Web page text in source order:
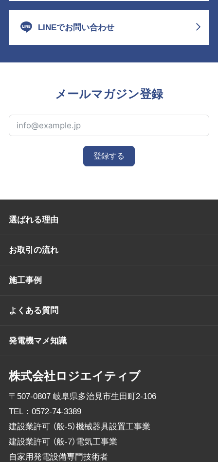
LINEでお問い合わせ
メールマガジン登録
登録する
株式会社ロジエイティブ
〒507-0807 岐阜県多治見市生田町2-106
TEL： 0572-74-3389
建設業許可 （般-5）機械器具設置工事業
建設業許可 （般-7）電気工事業
自家用発電設備専門技術者
選ばれる理由
お取引の流れ
施工事例
よくある質問
発電機マメ知識